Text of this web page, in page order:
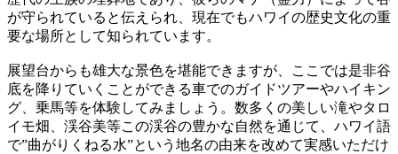
が守られていると伝えられ、現在でもハワイの歴史文化の重
要な場所として知られています。
展望台からも雄大な景色を堪能できますが、ここでは是非谷
底を降りていくことができる車でのガイドツアーやハイキン
グ、乗馬等を体験してみましょう。数多くの美しい滝やタロ
イモ畑、渓谷美等この渓谷の豊かな自然を通じて、ハワイ語
で”曲がりくねる水”という地名の由来を改めて実感いただけ